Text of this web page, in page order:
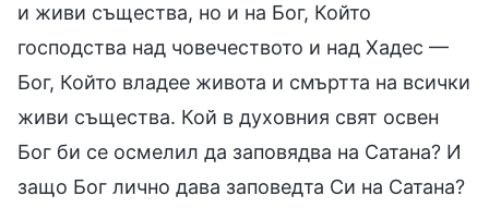
и живи същества, но и на Бог, Който
господства над човечеството и над Хадес —
Бог, Който владее живота и смъртта на всички
живи същества. Кой в духовния свят освен
Бог би се осмелил да заповядва на Сатана? И
защо Бог лично дава заповедта Си на Сатана?